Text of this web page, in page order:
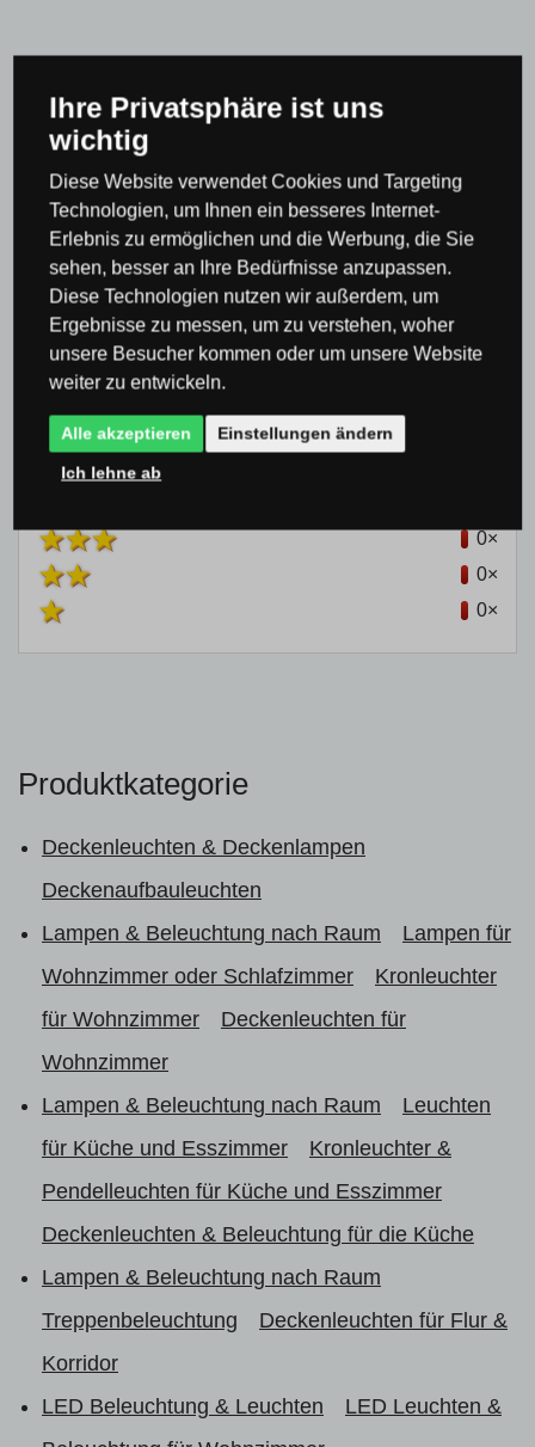
Produktbewertung
Gesamtwertung
0 %
Bisher hat noch niemand das Produkt bewertet
0×
0×
0×
Produktkategorie
Deckenleuchten & Deckenlampen
Deckenaufbauleuchten
Lampen & Beleuchtung nach Raum
Lampen für
Wohnzimmer oder Schlafzimmer
Kronleuchter
für Wohnzimmer
Deckenleuchten für
Wohnzimmer
Lampen & Beleuchtung nach Raum
Leuchten
für Küche und Esszimmer
Kronleuchter &
Pendelleuchten für Küche und Esszimmer
Deckenleuchten & Beleuchtung für die Küche
Lampen & Beleuchtung nach Raum
Treppenbeleuchtung
Deckenleuchten für Flur &
Korridor
LED Beleuchtung & Leuchten
LED Leuchten &
Ihre Privatsphäre ist uns
wichtig
Diese Website verwendet Cookies und Targeting
Technologien, um Ihnen ein besseres Internet-
Erlebnis zu ermöglichen und die Werbung, die Sie
sehen, besser an Ihre Bedürfnisse anzupassen.
Diese Technologien nutzen wir außerdem, um
Ergebnisse zu messen, um zu verstehen, woher
unsere Besucher kommen oder um unsere Website
weiter zu entwickeln.
Alle akzeptieren Einstellungen ändern
Ich lehne ab